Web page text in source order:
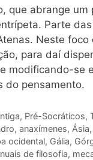
que abrange
Parte
Neste
para daí
modificando-se
do pensamento.
, Pré-Socráticos,
, anaxímenes, Ásia,
ocidental, Gália,
de filosofia,